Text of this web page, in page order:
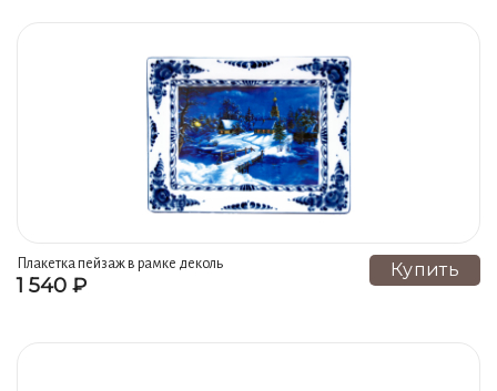
Плакетка пейзаж в рамке деколь
16
1 540 ₽
Купить